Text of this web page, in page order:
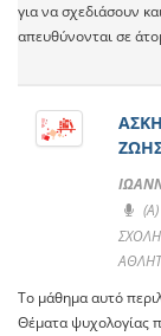
για να σχεδιάσουν
απευθύνονται σε
(A)
Το μάθημα αυτό
Θέματα ψυχολογίας